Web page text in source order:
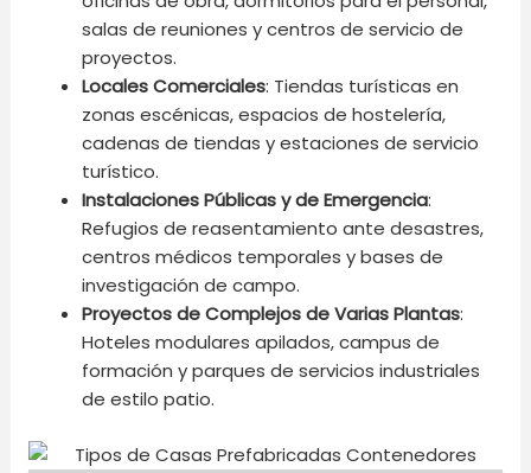
salas de reuniones y centros de servicio de
proyectos.
Locales Comerciales: Tiendas turísticas en
zonas escénicas, espacios de hostelería,
cadenas de tiendas y estaciones de servicio
turístico.
Instalaciones Públicas y de Emergencia:
Refugios de reasentamiento ante desastres,
centros médicos temporales y bases de
investigación de campo.
Proyectos de Complejos de Varias Plantas:
Hoteles modulares apilados, campus de
formación y parques de servicios industriales
de estilo patio.